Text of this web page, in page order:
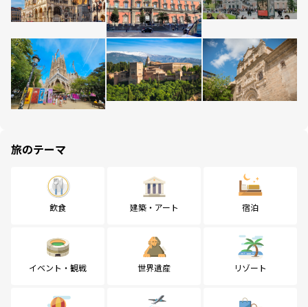
旅のテーマ
飲食 建築・アート 宿泊
イベント・観戦 世界遺産 リゾート